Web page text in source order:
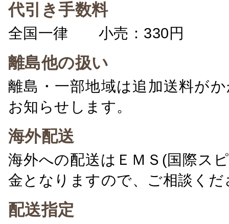
代引き手数料
全国一律 小売：330円 卸
離島他の扱い
離島・一部地域は追加送料が
お知らせします。
海外配送
海外への配送はＥＭＳ(国際ス
金となりますので、ご相談くだ
配送指定